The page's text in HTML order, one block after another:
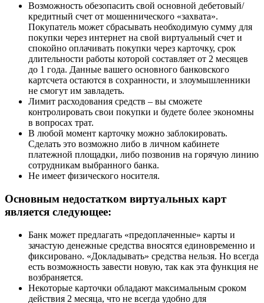
Возможность обезопасить свой основной дебетовый/
кредитный счет от мошеннического «захвата».
Покупатель может сбрасывать необходимую сумму для
покупки через интернет на свой виртуальный счет и
спокойно оплачивать покупки через карточку, срок
длительности работы которой составляет от 2 месяцев
до 1 года. Данные вашего основного банковского
картсчета остаются в сохранности, и злоумышленники
не смогут им завладеть.
Лимит расходования средств – вы сможете
контролировать свои покупки и будете более экономны
в вопросах трат.
В любой момент карточку можно заблокировать.
Сделать это возможно либо в личном кабинете
платежной площадки, либо позвонив на горячую линию
сотрудникам выбранного банка.
Не имеет физического носителя.
Основным недостатком виртуальных карт
является следующее:
Банк может предлагать «предоплаченные» карты и
зачастую денежные средства вносятся единовременно и
фиксировано. «Докладывать» средства нельзя. Но всегда
есть возможность завести новую, так как эта функция не
возбраняется.
Некоторые карточки обладают максимальным сроком
действия 2 месяца, что не всегда удобно для